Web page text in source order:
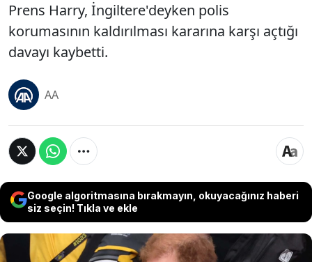
Prens Harry, İngiltere'deyken polis
korumasının kaldırılması kararına karşı açtığı
davayı kaybetti.
AA
Google algoritmasına bırakmayın, okuyacağınız haberi
siz seçin! Tıkla ve ekle